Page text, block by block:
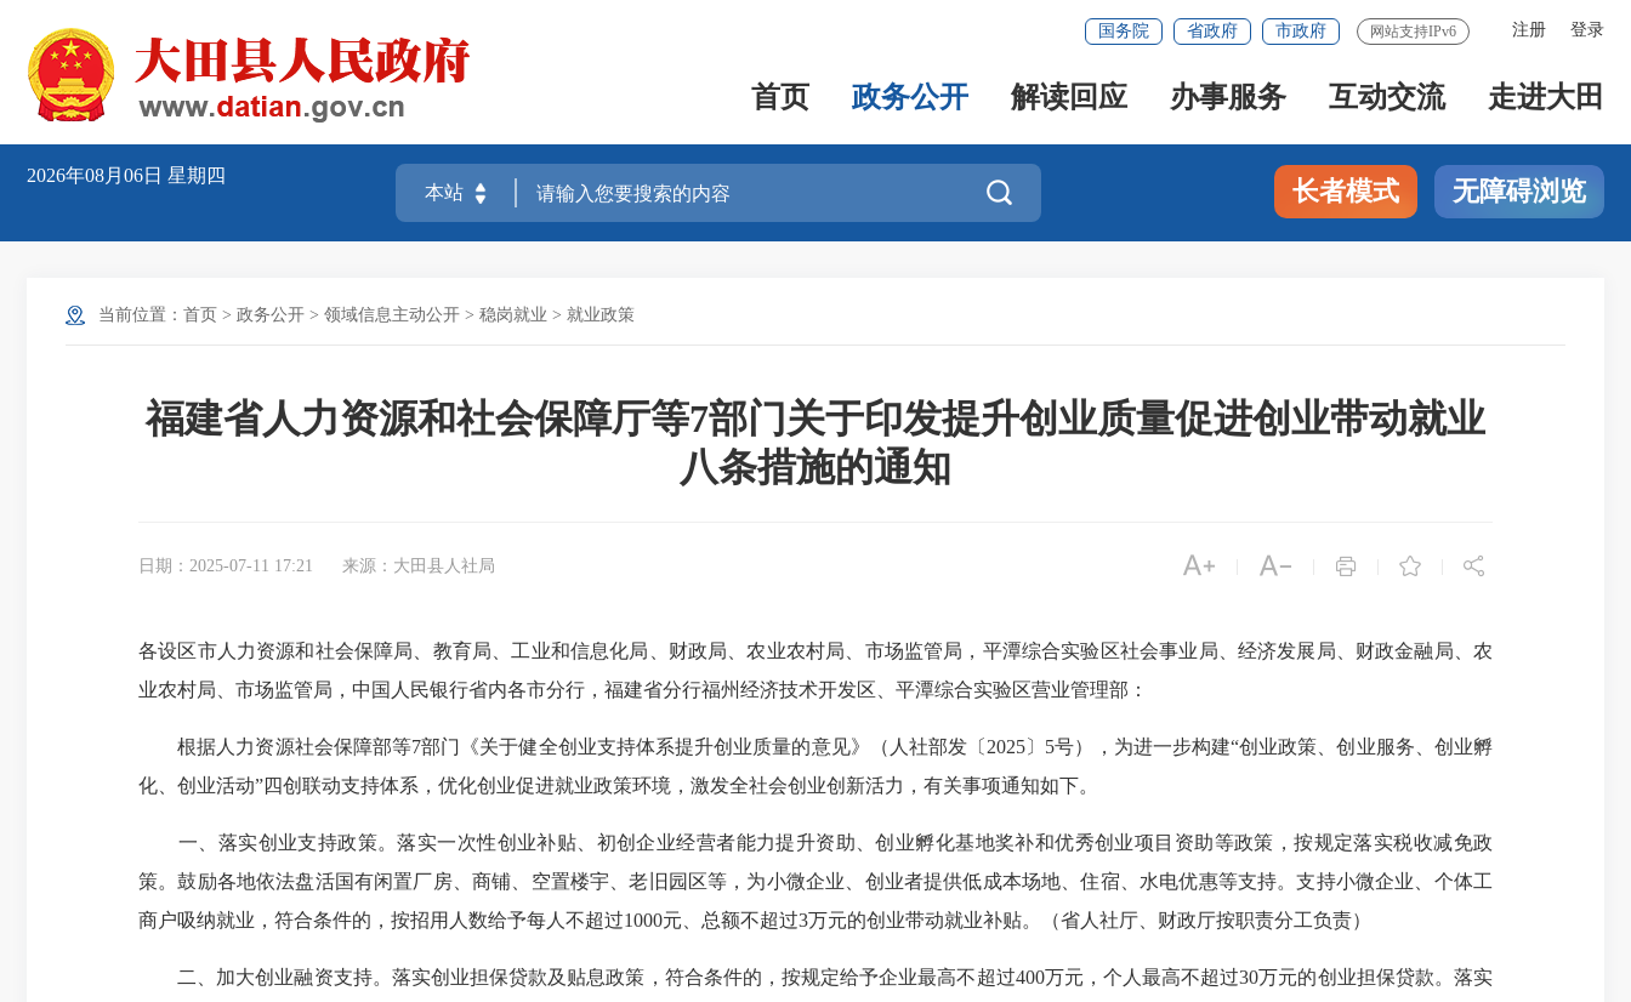
注册 登录
国务院 省政府 市政府 网站支持IPv6
首页 政务公开 解读回应 办事服务 互动交流 走进大田
2026年08月06日 星期四
 长者模式 无障碍浏览
当前位置： 首页 > 政务公开 > 领域信息主动公开 > 稳岗就业 > 就业政策
福建省人力资源和社会保障厅等7部门关于印发提升创业质量促进创业带动就业
八条措施的通知
日期：2025-07-11 17:21 来源：大田县人社局     
各设区市人力资源和社会保障局、教育局、工业和信息化局、财政局、农业农村局、市场监管局，平潭综合实验区社会事业局、经济发展局、财政金融局、农
业农村局、市场监管局，中国人民银行省内各市分行，福建省分行福州经济技术开发区、平潭综合实验区营业管理部：
根据人力资源社会保障部等7部门《关于健全创业支持体系提升创业质量的意见》（人社部发〔2025〕5号），为进一步构建“创业政策、创业服务、创业孵
化、创业活动”四创联动支持体系，优化创业促进就业政策环境，激发全社会创业创新活力，有关事项通知如下。
一、落实创业支持政策。落实一次性创业补贴、初创企业经营者能力提升资助、创业孵化基地奖补和优秀创业项目资助等政策，按规定落实税收减免政
策。鼓励各地依法盘活国有闲置厂房、商铺、空置楼宇、老旧园区等，为小微企业、创业者提供低成本场地、住宿、水电优惠等支持。支持小微企业、个体工
商户吸纳就业，符合条件的，按招用人数给予每人不超过1000元、总额不超过3万元的创业带动就业补贴。（省人社厅、财政厅按职责分工负责）
二、加大创业融资支持。落实创业担保贷款及贴息政策，符合条件的，按规定给予企业最高不超过400万元，个人最高不超过30万元的创业担保贷款。落实